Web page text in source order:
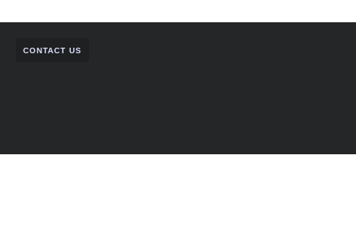
CONTACT US